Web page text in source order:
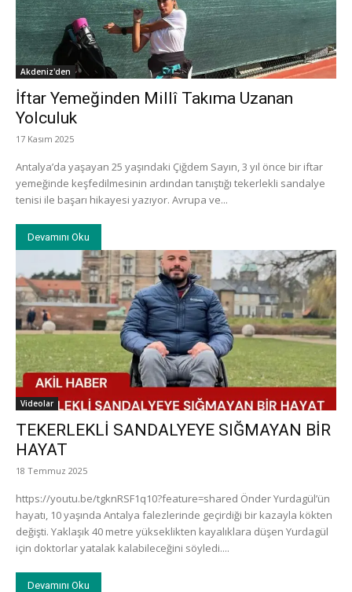
Akdeniz'den
İftar Yemeğinden Millî Takıma Uzanan
Yolculuk
17 Kasım 2025
Antalya’da yaşayan 25 yaşındaki Çiğdem Sayın, 3 yıl önce bir iftar
yemeğinde keşfedilmesinin ardından tanıştığı tekerlekli sandalye
tenisi ile başarı hikayesi yazıyor. Avrupa ve...
Devamını Oku
Videolar
TEKERLEKLİ SANDALYEYE SIĞMAYAN BİR
HAYAT
18 Temmuz 2025
https://youtu.be/tgknRSF1q10?feature=shared Önder Yurdagül’ün
hayatı, 10 yaşında Antalya falezlerinde geçirdiği bir kazayla kökten
değişti. Yaklaşık 40 metre yükseklikten kayalıklara düşen Yurdagül
için doktorlar yatalak kalabileceğini söyledi....
Devamını Oku